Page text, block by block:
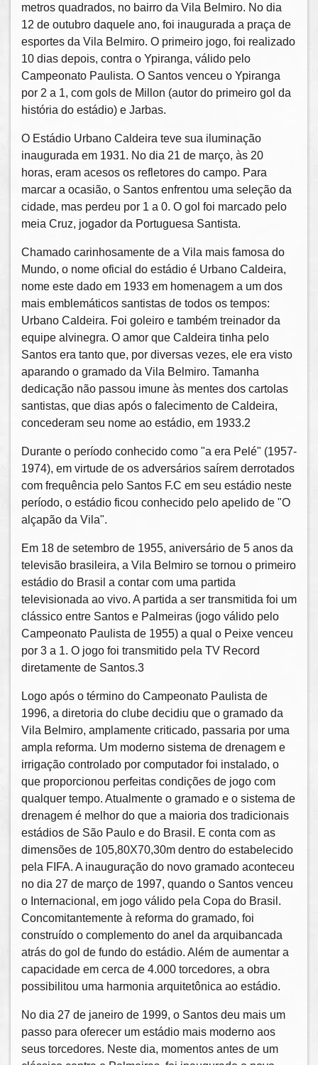
metros quadrados, no bairro da Vila Belmiro. No dia
12 de outubro daquele ano, foi inaugurada a praça de
esportes da Vila Belmiro. O primeiro jogo, foi realizado
10 dias depois, contra o Ypiranga, válido pelo
Campeonato Paulista. O Santos venceu o Ypiranga
por 2 a 1, com gols de Millon (autor do primeiro gol da
história do estádio) e Jarbas.
O Estádio Urbano Caldeira teve sua iluminação
inaugurada em 1931. No dia 21 de março, às 20
horas, eram acesos os refletores do campo. Para
marcar a ocasião, o Santos enfrentou uma seleção da
cidade, mas perdeu por 1 a 0. O gol foi marcado pelo
meia Cruz, jogador da Portuguesa Santista.
Chamado carinhosamente de a Vila mais famosa do
Mundo, o nome oficial do estádio é Urbano Caldeira,
nome este dado em 1933 em homenagem a um dos
mais emblemáticos santistas de todos os tempos:
Urbano Caldeira. Foi goleiro e também treinador da
equipe alvinegra. O amor que Caldeira tinha pelo
Santos era tanto que, por diversas vezes, ele era visto
aparando o gramado da Vila Belmiro. Tamanha
dedicação não passou imune às mentes dos cartolas
santistas, que dias após o falecimento de Caldeira,
concederam seu nome ao estádio, em 1933.2
Durante o período conhecido como "a era Pelé" (1957-
1974), em virtude de os adversários saírem derrotados
com frequência pelo Santos F.C em seu estádio neste
período, o estádio ficou conhecido pelo apelido de "O
alçapão da Vila".
Em 18 de setembro de 1955, aniversário de 5 anos da
televisão brasileira, a Vila Belmiro se tornou o primeiro
estádio do Brasil a contar com uma partida
televisionada ao vivo. A partida a ser transmitida foi um
clássico entre Santos e Palmeiras (jogo válido pelo
Campeonato Paulista de 1955) a qual o Peixe venceu
por 3 a 1. O jogo foi transmitido pela TV Record
diretamente de Santos.3
Logo após o término do Campeonato Paulista de
1996, a diretoria do clube decidiu que o gramado da
Vila Belmiro, amplamente criticado, passaria por uma
ampla reforma. Um moderno sistema de drenagem e
irrigação controlado por computador foi instalado, o
que proporcionou perfeitas condições de jogo com
qualquer tempo. Atualmente o gramado e o sistema de
drenagem é melhor do que a maioria dos tradicionais
estádios de São Paulo e do Brasil. E conta com as
dimensões de 105,80X70,30m dentro do estabelecido
pela FIFA. A inauguração do novo gramado aconteceu
no dia 27 de março de 1997, quando o Santos venceu
o Internacional, em jogo válido pela Copa do Brasil.
Concomitantemente à reforma do gramado, foi
construído o complemento do anel da arquibancada
atrás do gol de fundo do estádio. Além de aumentar a
capacidade em cerca de 4.000 torcedores, a obra
possibilitou uma harmonia arquitetônica ao estádio.
No dia 27 de janeiro de 1999, o Santos deu mais um
passo para oferecer um estádio mais moderno aos
seus torcedores. Neste dia, momentos antes de um